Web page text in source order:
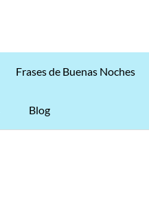
Frases de Buenas Noches
Blog